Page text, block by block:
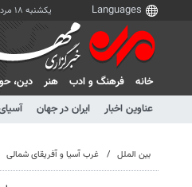
یکشنبه ۱۸ مرداد ۱۴۰۵
خانه فرهنگ و ادب هنر دين،
عناوین اخبار
ایران در جهان
بین الملل غرب آسیا و آفریقای شمالی